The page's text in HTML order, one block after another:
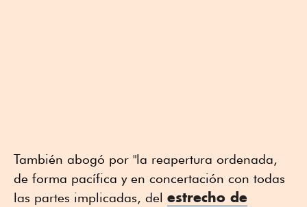
También abogó por "la reapertura ordenada,
de forma pacífica y en concertación con todas
las partes implicadas, del estrecho de